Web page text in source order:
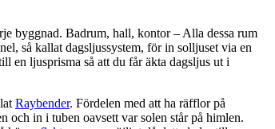
byggnad. Badrum, hall, kontor – Alla dessa rum
så kallat dagsljussystem, för in solljuset via en
en ljusprisma så att du får äkta dagsljus ut i
Raybender. Fördelen med att ha räfflor på
och in i tuben oavsett var solen står på himlen.